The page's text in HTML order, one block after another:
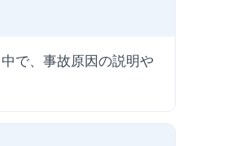
で、事故原因の説明や